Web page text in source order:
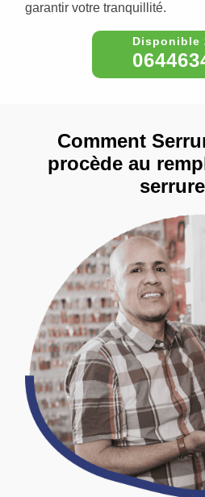
garantir votre tranquillité.
Comment
procède au